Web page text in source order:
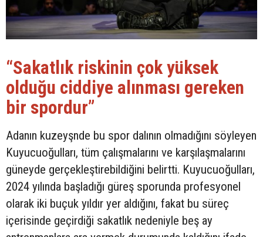
“Sakatlık riskinin çok yüksek
olduğu ciddiye alınması gereken
bir spordur”
Adanın kuzeyşnde bu spor dalının olmadığını söyleyen
Kuyucuoğulları, tüm çalışmalarını ve karşılaşmalarını
güneyde gerçekleştirebildiğini belirtti. Kuyucuoğulları,
2024 yılında başladığı güreş sporunda profesyonel
olarak iki buçuk yıldır yer aldığını, fakat bu süreç
içerisinde geçirdiği sakatlık nedeniyle beş ay